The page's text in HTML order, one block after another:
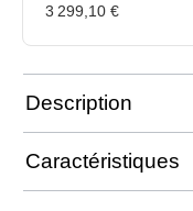
3 299,10 €
Description
Caractéristiques